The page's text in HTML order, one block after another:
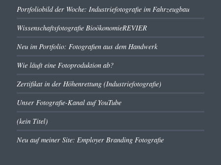
Portfoliobild der Woche: Industriefotografie im Fahrzeugbau
Wissenschaftsfotografie BioökonomieREVIER
Neu im Portfolio: Fotografien aus dem Handwerk
Wie läuft eine Fotoproduktion ab?
Zertifikat in der Höhenrettung (Industriefotografie)
Unser Fotografie-Kanal auf YouTube
(kein Titel)
Neu auf meiner Site: Employer Branding Fotografie